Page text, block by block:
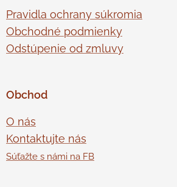
Pravidla ochrany súkromia
Obchodné podmienky
Odstúpenie od zmluvy
Obchod
O nás
Kontaktujte nás
Súťažte s námi na FB